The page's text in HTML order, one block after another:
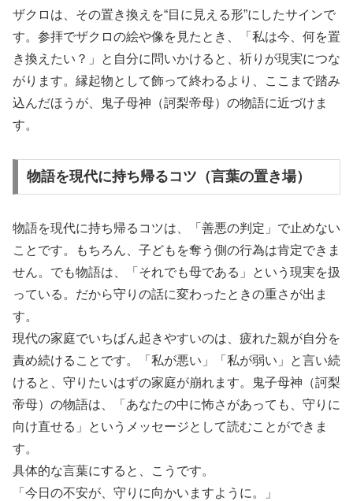
ザクロは、その置き換えを“目に見える形”にしたサインで
す。参拝でザクロの絵や像を見たとき、「私は今、何を置
き換えたい？」と自分に問いかけると、祈りが現実につな
がります。縁起物として飾って終わるより、ここまで踏み
込んだほうが、鬼子母神（訶梨帝母）の物語に近づけま
す。
物語を現代に持ち帰るコツ（言葉の置き場）
物語を現代に持ち帰るコツは、「善悪の判定」で止めない
ことです。もちろん、子どもを奪う側の行為は肯定できま
せん。でも物語は、「それでも母である」という現実を扱
っている。だから守りの話に変わったときの重さが出ま
す。
現代の家庭でいちばん起きやすいのは、疲れた親が自分を
責め続けることです。「私が悪い」「私が弱い」と言い続
けると、守りたいはずの家庭が崩れます。鬼子母神（訶梨
帝母）の物語は、「あなたの中に怖さがあっても、守りに
向け直せる」というメッセージとして読むことができま
す。
具体的な言葉にすると、こうです。
「今日の不安が、守りに向かいますように。」